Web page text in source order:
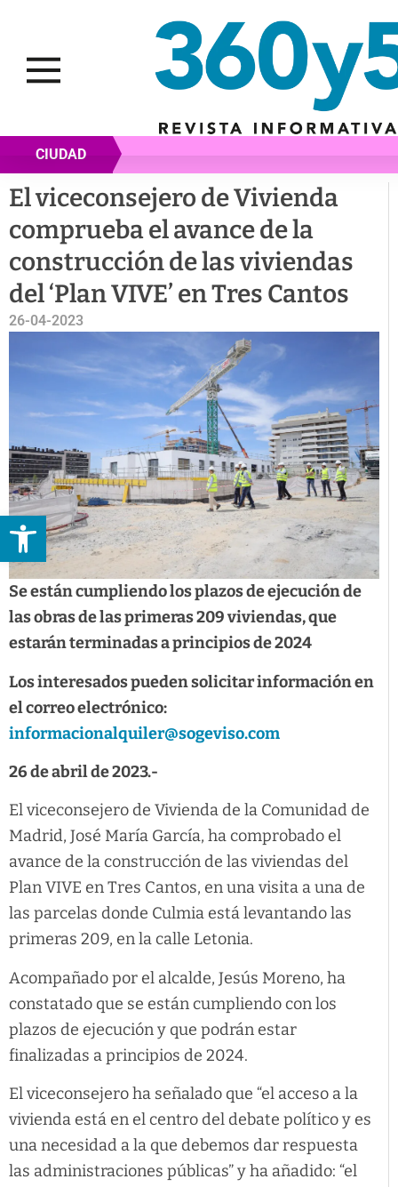
Abrir barra de herramientas
CIUDAD
El viceconsejero de Vivienda
comprueba el avance de la
construcción de las viviendas
del ‘Plan VIVE’ en Tres Cantos
26-04-2023
Se están cumpliendo los plazos de ejecución de
las obras de las primeras 209 viviendas, que
estarán terminadas a principios de 2024
Los interesados pueden solicitar información en
el correo electrónico:
informacionalquiler@sogeviso.com
26 de abril de 2023.-
El viceconsejero de Vivienda de la Comunidad de
Madrid, José María García, ha comprobado el
avance de la construcción de las viviendas del
Plan VIVE en Tres Cantos, en una visita a una de
las parcelas donde Culmia está levantando las
primeras 209, en la calle Letonia.
Acompañado por el alcalde, Jesús Moreno, ha
constatado que se están cumpliendo con los
plazos de ejecución y que podrán estar
finalizadas a principios de 2024.
El viceconsejero ha señalado que “el acceso a la
vivienda está en el centro del debate político y es
una necesidad a la que debemos dar respuesta
las administraciones públicas” y ha añadido: “el